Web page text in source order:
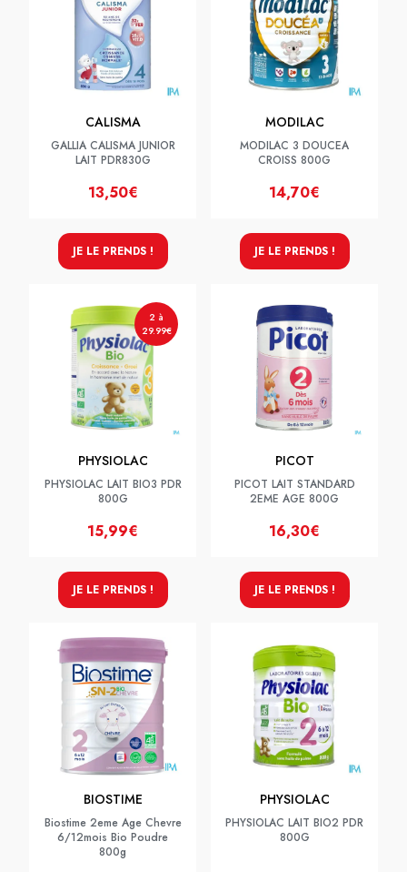
CALISMA
GALLIA CALISMA JUNIOR
LAIT PDR830G
13,50€
JE LE PRENDS !
MODILAC
MODILAC 3 DOUCEA
CROISS 800G
14,70€
JE LE PRENDS !
2 à
29.99€
PHYSIOLAC
PHYSIOLAC LAIT BIO3 PDR
800G
15,99€
JE LE PRENDS !
PICOT
PICOT LAIT STANDARD
2EME AGE 800G
16,30€
JE LE PRENDS !
BIOSTIME
Biostime 2eme Age Chevre
6/12mois Bio Poudre
800g
PHYSIOLAC
PHYSIOLAC LAIT BIO2 PDR
800G